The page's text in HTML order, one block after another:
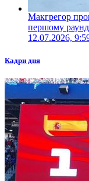
Макгрегор
першому
12.07.2026,
Кадри дня